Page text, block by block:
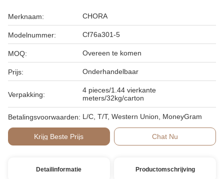
Merknaam: CHORA
Modelnummer: Cf76a301-5
MOQ: Overeen te komen
Prijs: Onderhandelbaar
Verpakking:
4 pieces/1.44 vierkante
meters/32kg/carton
Betalingsvoorwaarden: L/C, T/T, Western Union, MoneyGram
Krijg Beste Prijs Chat Nu
Detailinformatie Productomschrijving